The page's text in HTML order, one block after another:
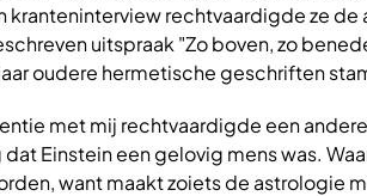
kranteninterview rechtvaardigde ze
uitspraak "Zo boven, zo
oudere hermetische geschriften
met mij rechtvaardigde een
Einstein een gelovig mens was.
want maakt zoiets de astrologie